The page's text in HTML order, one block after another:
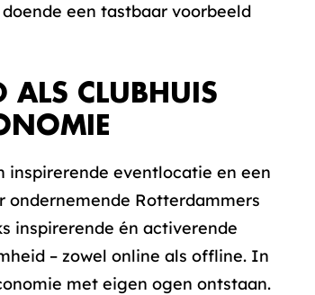
een tastbaar voorbeeld
CLUBHUIS
inspirerende eventlocatie en een
Rotterdammers
inspirerende én activerende
– zowel online als offline. In
met eigen ogen ontstaan.